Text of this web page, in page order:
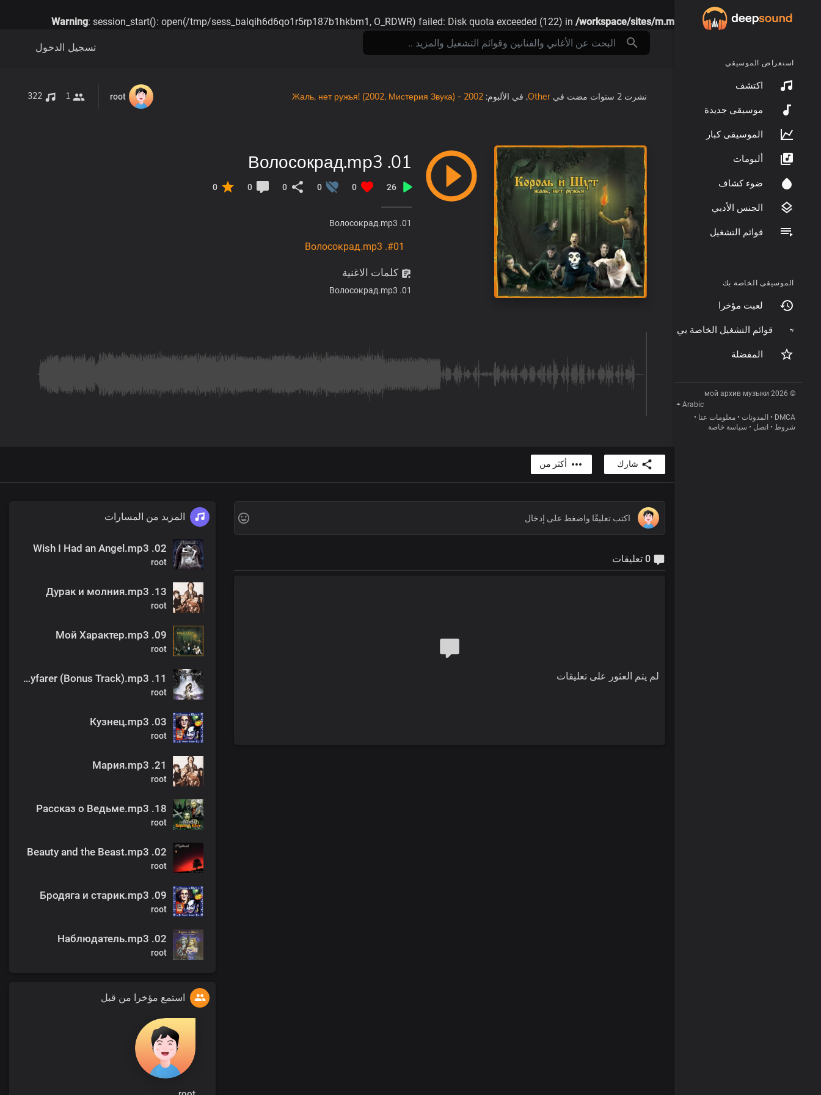
Warning: session_start(): open(/tmp/sess_balqih6d6qo1r5rp187b1hkbm1, O_RDWR) failed: Disk quota exceeded (122) in /workspace/sites/m.my-conf.ru/assets/init.phpon line
استعراض الموسيقي
اكتشف
موسيقى جديدة
الموسيقى كبار
ألبومات
ضوء كشاف
الجنس الأدبي
قوائم التشغيل
الموسيقى الخاصة بك
لعبت مؤخرا
قوائم التشغيل الخاصة بي
المفضلة
© 2026 мой архив музыки
Arabic
DMCA
• المدونات • معلومات عنا •
شروط • اتصل • سياسة خاصة
تسجيل الدخول
نشرت 2 سنوات مضت في Other, في الألبوم: 2002 - Жаль, нет ружья! (2002, Мистерия Звука)
root
01. Волосокрад.mp3
26
0
0
0
0
0
01. Волосокрад.mp3
#01. Волосокрад.mp3
كلمات الاغنية
01. Волосокрад.mp3
شارك أكثر من
لم يتم العثور على تعليقات
المزيد من المسارات
02. Wish I Had an Angel.mp3
root
13. Дурак и молния.mp3
root
09. Мой Характер.mp3
root
11. the Wayfarer (Bonus Track).mp3
root
03. Кузнец.mp3
root
21. Мария.mp3
root
18. Рассказ о Ведьме.mp3
root
02. Beauty and the Beast.mp3
root
09. Бродяга и старик.mp3
root
02. Наблюдатель.mp3
root
استمع مؤخرا من قبل